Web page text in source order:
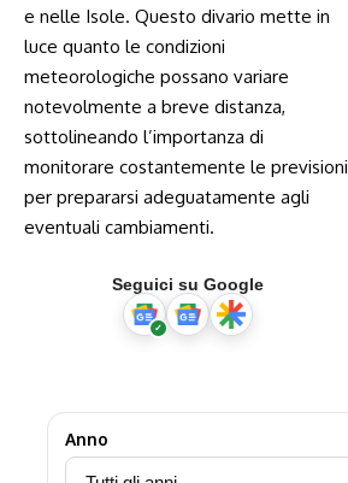
e nelle⁣ Isole. Questo divario mette ‌in
luce‍ quanto le condizioni
meteorologiche possano variare
notevolmente ⁣a breve distanza,
sottolineando l’importanza di
monitorare costantemente le previsioni
per prepararsi adeguatamente agli
‌eventuali cambiamenti.
Seguici su Google
Anno